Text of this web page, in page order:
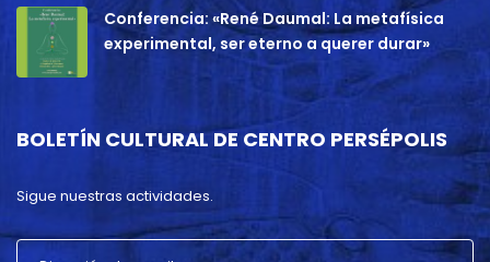
Conferencia: «René Daumal: La metafísica
experimental, ser eterno a querer durar»
BOLETÍN CULTURAL DE CENTRO PERSÉPOLIS
Sigue nuestras actividades.